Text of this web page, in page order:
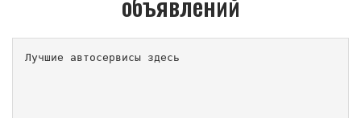
Лучшие автосервисы здесь